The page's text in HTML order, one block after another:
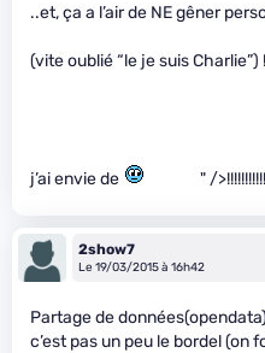
..et, ça a l’air de NE gêner
(vite oublié “le je suis Charlie”) !
j’ai envie de " /
2show7
Le 19/03/2015 à 16h42
Partage de
c’est pas un peu le bordel (on